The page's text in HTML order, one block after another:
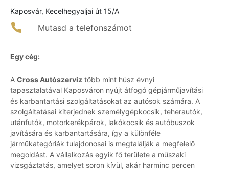
Kaposvár, Kecelhegyaljai út 15/A
Mutasd a telefonszámot
Egy cég:
A Cross Autószerviz több mint húsz évnyi
tapasztalatával Kaposváron nyújt átfogó gépjárműjavítási
és karbantartási szolgáltatásokat az autósok számára. A
szolgáltatásai kiterjednek személygépkocsik, teherautók,
utánfutók, motorkerékpárok, lakókocsik és autóbuszok
javítására és karbantartására, így a különféle
járműkategóriák tulajdonosai is megtalálják a megfelelő
megoldást. A vállalkozás egyik fő területe a műszaki
vizsgáztatás, amelyet soron kívül, akár harminc percen